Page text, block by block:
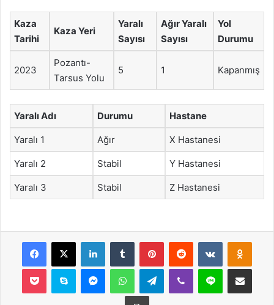
Kaza
Tarihi
Kaza Yeri
Yaralı
Sayısı
Ağır Yaralı
Sayısı
Yol
Durumu
2023
Pozantı-
Tarsus Yolu
5 1 Kapanmış
Yaralı Adı Durumu Hastane
Yaralı 1 Ağır X Hastanesi
Yaralı 2 Stabil Y Hastanesi
Yaralı 3 Stabil Z Hastanesi
Facebook
X LinkedInTumblr PinterestReddit VKontakte
Pocket Skype MessengerWhatsAppTelegramViber Line E-Posta ile
Yazdır